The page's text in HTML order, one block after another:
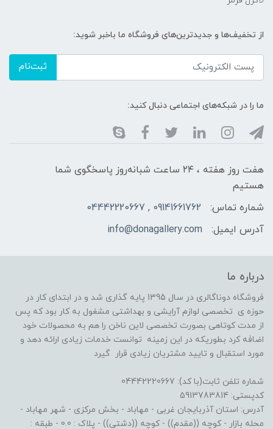
از تخفیف‌ها و جدیدترین‌های فروشگاه ما باخبر شوید:
ثبت‌نام
ما را در شبکه‌های اجتماعی دنبال کنید:
هفت روز هفته ، ۲۴ ساعت شبانه‌روز پاسخگوی شما
هستیم
شماره تماس:
09141661762 , 04442220667
آدرس ایمیل:
info@donagallery.com
درباره ما
فروشگاه دوناگالری در سال 1395 پایه گذاری شد و در ابتدای کار در
حوزه ی تخصصی لوازم آرایشی و بهداشتی مشغول به کار بود که پس
از مدت کوتاهی بصورت تخصصی لاین ناخن را هم به محصولات خود
اضافه کرد بطوریکه در این زمینه توانست خدمات زیادی ارائه دهد و
مورد استقبال و تایید مشتریان زیادی قرار گیرد
شماره تلفن ثابت(با کد): 04442220667
کدپستی: 5913783814
آدرس: استان آذربایجان غربی - مهاباد - بخش مرکزی - شهر مهاباد -
محله بازار - کوچه ((مقدم)) - کوچه ((دشتی)) - پلاک : 0.0 - طبقه :